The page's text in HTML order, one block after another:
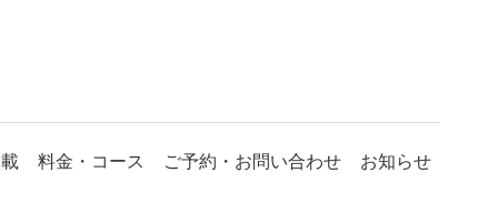
料金・コース ご予約・お問い合わせ お知らせ